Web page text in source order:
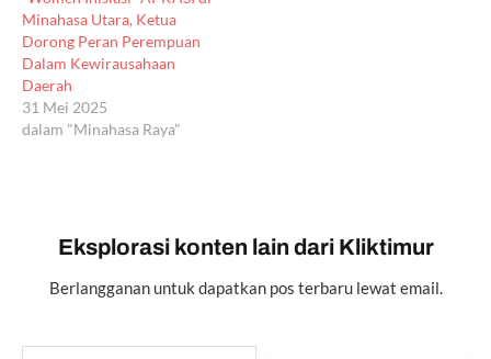
Minahasa Utara, Ketua
Dorong Peran Perempuan
Dalam Kewirausahaan
Daerah
31 Mei 2025
dalam "Minahasa Raya"
Eksplorasi konten lain dari Kliktimur
Berlangganan untuk dapatkan pos terbaru lewat email.
Ketikkan email Anda...